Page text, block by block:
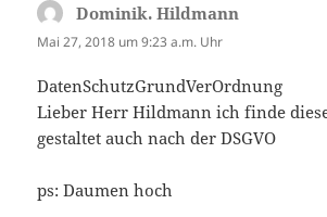
Dominik. Hildmann
Mai 27, 2018 um 9:23 a.m. Uhr
DatenSchutzGrundVerOrdnung
Lieber Herr Hildmann ich finde
gestaltet auch nach der DSGVO
ps: Daumen hoch